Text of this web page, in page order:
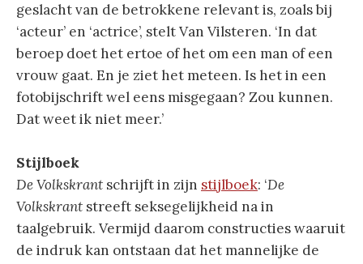
geslacht van de betrokkene relevant is, zoals bij
‘acteur’ en ‘actrice’, stelt Van Vilsteren. ‘In dat
beroep doet het ertoe of het om een man of een
vrouw gaat. En je ziet het meteen. Is het in een
fotobijschrift wel eens misgegaan? Zou kunnen.
Dat weet ik niet meer.’
Stijlboek
De Volkskrant schrijft in zijn stijlboek: ‘De
Volkskrant streeft seksegelijkheid na in
taalgebruik. Vermijd daarom constructies waaruit
de indruk kan ontstaan dat het mannelijke de